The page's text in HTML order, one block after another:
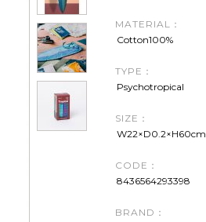
MATERIAL：
Cotton100%
TYPE：
Psychotropical
SIZE：
W22×D0.2×H60cm
CODE：
8436564293398
BRAND：